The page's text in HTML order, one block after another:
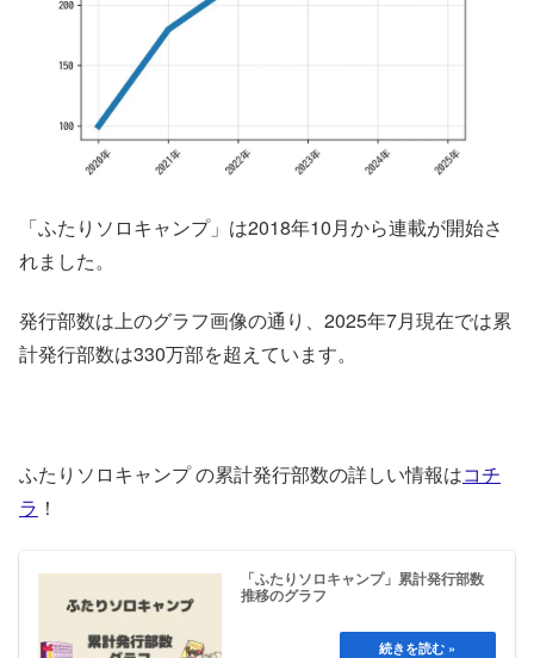
「ふたりソロキャンプ」は2018年10月から連載が開始さ
れました。
発行部数は上のグラフ画像の通り、2025年7月現在では累
計発行部数は330万部を超えています。
ふたりソロキャンプ の累計発行部数の詳しい情報はコチ
ラ ！
「ふたりソロキャンプ」累計発行部数
推移のグラフ